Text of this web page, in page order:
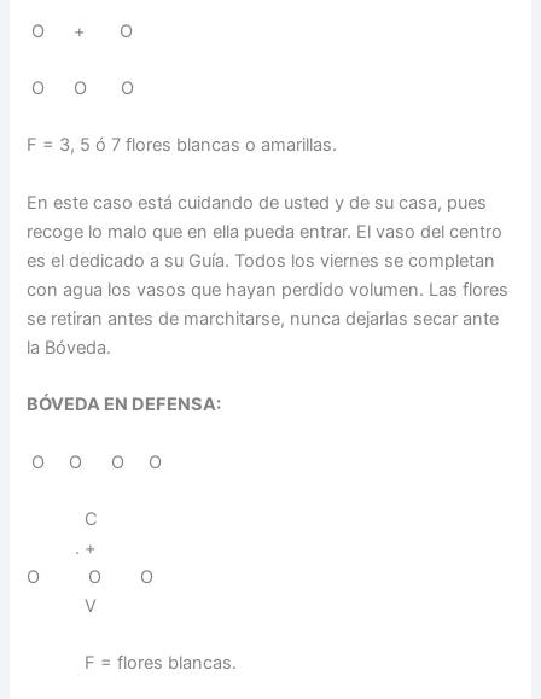
O + O
O O O
F = 3, 5 ó 7 flores blancas o amarillas.
En este caso está cuidando de usted y de su casa, pues
recoge lo malo que en ella pueda entrar. El vaso del centro
es el dedicado a su Guía. Todos los viernes se completan
con agua los vasos que hayan perdido volumen. Las flores
se retiran antes de marchitarse, nunca dejarlas secar ante
la Bóveda.
BÓVEDA EN DEFENSA:
O O O O
C
. +
O O O
V
F = flores blancas.